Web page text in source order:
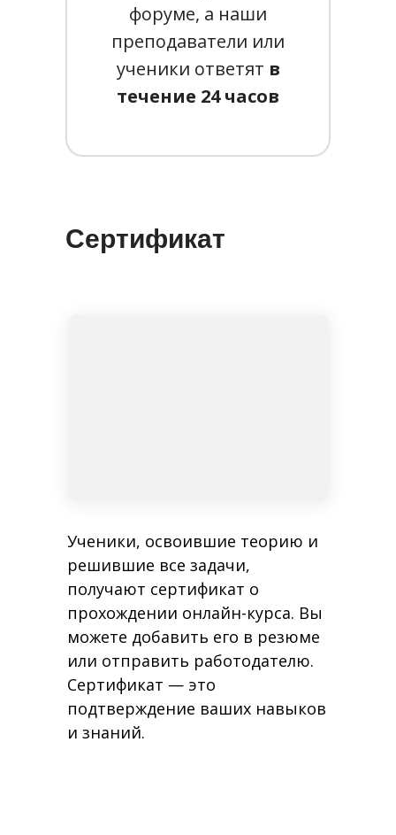
форуме, а наши
преподаватели или
ученики ответят в
течение 24 часов
Сертификат
Ученики, освоившие теорию и
решившие все задачи,
получают сертификат о
прохождении онлайн-курса. Вы
можете добавить его в резюме
или отправить работодателю.
Сертификат — это
подтверждение ваших навыков
и знаний.